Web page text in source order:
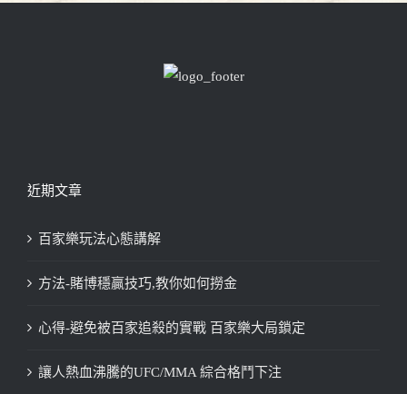
近期文章
百家樂玩法心態講解
方法-賭博穩贏技巧,教你如何撈金
心得-避免被百家追殺的實戰 百家樂大局鎖定
讓人熱血沸騰的UFC/MMA 綜合格鬥下注